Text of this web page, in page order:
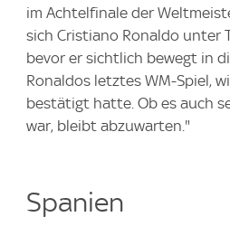
im Achtelfinale der
sich Cristiano Ronaldo unter
bevor er sichtlich bewegt in
Ronaldos letztes WM-Spiel,
bestätigt hatte. Ob es auch
war, bleibt abzuwarten."
Spanien